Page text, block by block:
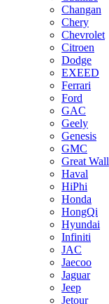
Changan
Chery
Chevrolet
Citroen
Dodge
EXEED
Ferrari
Ford
GAC
Geely
Genesis
GMC
Great Wall
Haval
HiPhi
Honda
HongQi
Hyundai
Infiniti
JAC
Jaecoo
Jaguar
Jeep
Jetour